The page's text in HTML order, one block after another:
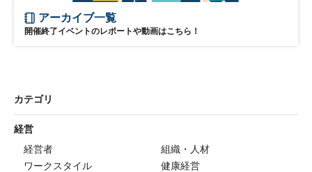
アーカイブ一覧
開催終了イベントのレポートや動画はこちら！
カテゴリ
経営
経営者
組織・人材
ワークスタイル
健康経営